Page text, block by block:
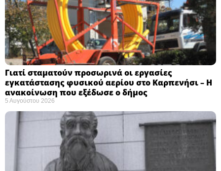
Γιατί σταματούν προσωρινά οι εργασίες
εγκατάστασης φυσικού αερίου στο Καρπενήσι – Η
ανακοίνωση που εξέδωσε ο δήμος
5 Αυγούστου 2026